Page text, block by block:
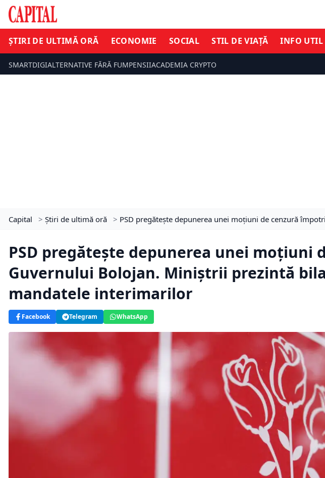
ȘTIRI DE ULTIMĂ ORĂ ECONOMIE SOCIAL STIL DE VIAȚĂ INFO UTIL
SMARTDIGIALTERNATIVE FĂRĂ FUMPENSIIACADEMIA CRYPTO
Capital > Știri de ultimă oră > PSD pregătește depunerea unei moțiuni de cenzură
PSD pregătește depunerea unei moțiuni
Guvernului Bolojan. Miniștrii prezintă
mandatele interimarilor
Facebook Telegram WhatsApp